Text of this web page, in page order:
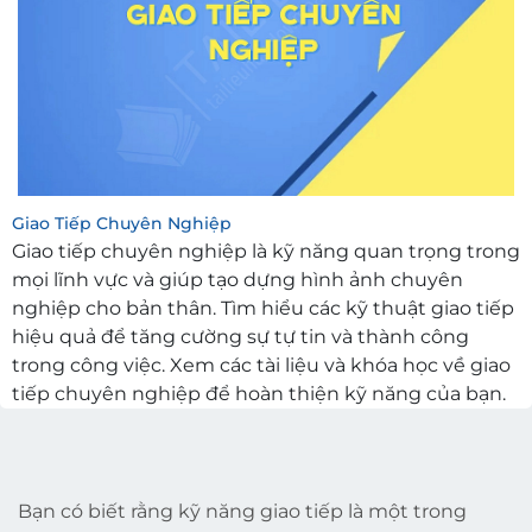
Giao Tiếp Chuyên Nghiệp
Giao tiếp chuyên nghiệp là kỹ năng quan trọng trong
mọi lĩnh vực và giúp tạo dựng hình ảnh chuyên
nghiệp cho bản thân. Tìm hiểu các kỹ thuật giao tiếp
hiệu quả để tăng cường sự tự tin và thành công
trong công việc. Xem các tài liệu và khóa học về giao
tiếp chuyên nghiệp để hoàn thiện kỹ năng của bạn.
Bạn có biết rằng kỹ năng giao tiếp là một trong